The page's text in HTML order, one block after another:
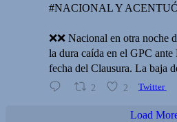
#NACIONAL Y
❌️❌️ Nacional en otra noche
la dura caída en el GPC
fecha del Clausura. La baja
2 2 Twitter
Load